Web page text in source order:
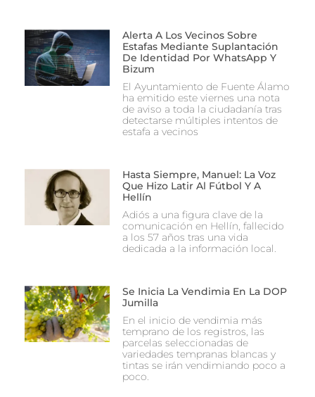
Alerta A Los Vecinos Sobre
Estafas Mediante Suplantación
De Identidad Por WhatsApp Y
Bizum
El Ayuntamiento de Fuente Álamo
ha emitido este viernes una nota
de aviso a toda la ciudadanía tras
detectarse múltiples intentos de
estafa a vecinos
Hasta Siempre, Manuel: La Voz
Que Hizo Latir Al Fútbol Y A
Hellín
Adiós a una figura clave de la
comunicación en Hellín, fallecido
a los 57 años tras una vida
dedicada a la información local.
Se Inicia La Vendimia En La DOP
Jumilla
En el inicio de vendimia más
temprano de los registros, las
parcelas seleccionadas de
variedades tempranas blancas y
tintas se irán vendimiando poco a
poco.